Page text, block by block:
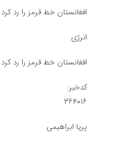
افغانستان خط قرمز را رد
انرژی
افغانستان خط قرمز را رد
کدخبر:
۳۶۴۰۱۶
پریا ابراهیمی